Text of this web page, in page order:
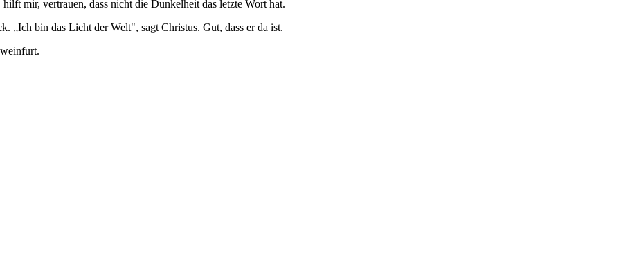
mir, vertrauen, dass nicht die Dunkelheit das letzte Wort hat.
„Ich bin das Licht der Welt", sagt Christus. Gut, dass er da ist.